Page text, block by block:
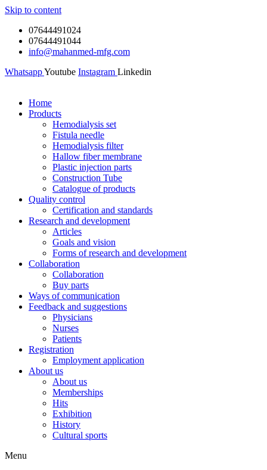
Skip to content
07644491024
07644491044
info@mahanmed-mfg.com
WhatsappYoutube Instagram Linkedin
Home
Products
Hemodialysis set
Fistula needle
Hemodialysis filter
Hallow fiber membrane
Plastic injection parts
Construction Tube
Catalogue of products
Quality control
Certification and standards
Research and development
Articles
Goals and vision
Forms of research and development
Collaboration
Collaboration
Buy parts
Ways of communication
Feedback and suggestions
Physicians
Nurses
Patients
Registration
Employment application
About us
About us
Memberships
Hits
Exhibition
History
Cultural sports
Menu